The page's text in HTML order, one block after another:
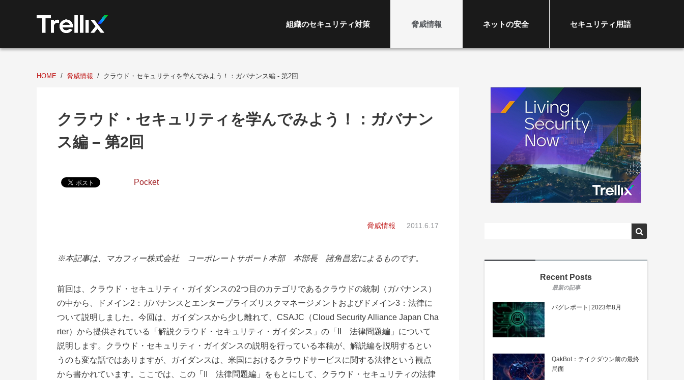
組織のセキュリティ対策 脅威情報 ネットの安全 セキュリティ用語
HOME 脅威情報 クラウド・セキュリティを学んでみよう！：ガバナンス編 - 第2回
クラウド・セキュリティを学んでみよう！：ガバナン
ス編 – 第2回
Pocket
脅威情報 2011.6.17
※本記事は、マカフィー株式会社 コーポレートサポート本部 本部長 諸角昌宏によるものです。
前回は、クラウド・セキュリティ・ガイダンスの2つ目のカテゴリであるクラウドの統制（ガバナンス）
の中から、ドメイン2：ガバナンスとエンタープライズリスクマネージメントおよびドメイン3：法律に
ついて説明しました。今回は、ガイダンスから少し離れて、CSAJC（Cloud Security Alliance Japan Cha
rter）から提供されている「解説クラウド・セキュリティ・ガイダンス」の「II 法律問題編」について
説明します。クラウド・セキュリティ・ガイダンスの説明を行っている本稿が、解説編を説明するとい
うのも変な話ではありますが、ガイダンスは、米国におけるクラウドサービスに関する法律という観点
から書かれています。ここでは、この「II 法律問題編」をもとにして、クラウド・セキュリティの法律
Recent Posts
バグレポート| 2023年8月
QakBot：テイクダウン前の最終
局面